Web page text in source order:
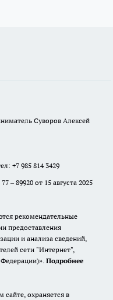
Суворов Алексей
+7 985 814 3429
– 89920 от 15 августа 2025
рекомендательные
предоставления
и анализа сведений,
сети "Интернет",
Подробнее
охраняется в